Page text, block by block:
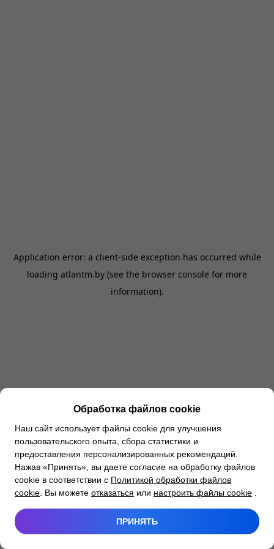
Application error: a client-side exception has occurred while
loading atlantm.by (see the browser console for more
information).
Обработка файлов cookie
Наш сайт использует файлы cookie для улучшения
пользовательского опыта, сбора статистики и
предоставления персонализированных рекомендаций.
Нажав «Принять», вы даете согласие на обработку файлов
cookie в соответствии с Политикой обработки файлов
cookie . Вы можете отказаться или настроить файлы cookie
ПРИНЯТЬ